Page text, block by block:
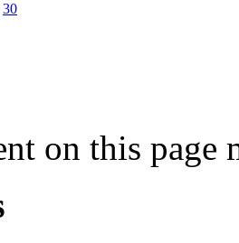
30
on this page